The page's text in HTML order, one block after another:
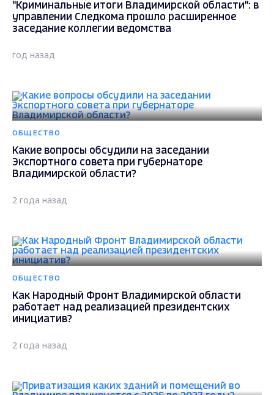
"Криминальные итоги Владимирской области": в
управлении Следкома прошло расширенное
заседание коллегии ведомства
год назад
ОБЩЕСТВО
Какие вопросы обсудили на заседании
Экспортного совета при губернаторе
Владимирской области?
2 года назад
ОБЩЕСТВО
Как Народный Фронт Владимирской области
работает над реализацией президентских
инициатив?
2 года назад